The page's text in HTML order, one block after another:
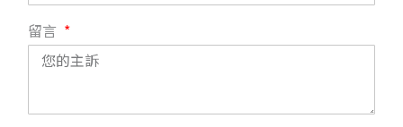
留言